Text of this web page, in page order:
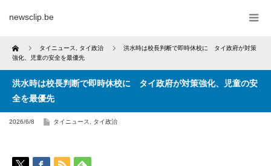
newsclip.be
Home タイニュース タイ政治
洪水時は校長判断で即時休校に タイ政府が対策
強化、児童の安全を最優先
洪水時は校長判断で即時休校に タイ政府が対策強化、児童の安
全を最優先
2026/6/8 タイニュース タイ政治